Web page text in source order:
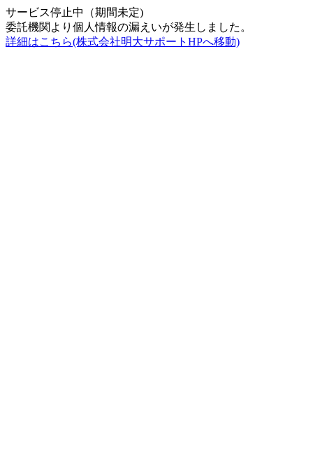
サービス停止中（期間未定)
委託機関より個人情報の漏えいが発生しました。
詳細はこちら(株式会社明大サポートHPへ移動)